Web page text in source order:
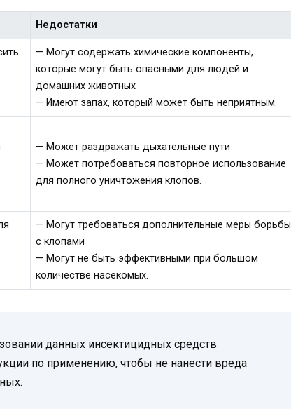
Недостатки
— Могут содержать химические компоненты,
которые могут быть опасными для людей и
домашних животных
— Имеют запах, который может быть неприятным.
— Может раздражать дыхательные пути
— Может потребоваться повторное использование
для полного уничтожения клопов.
— Могут требоваться дополнительные меры борьбы
с клопами
— Могут не быть эффективными при большом
количестве насекомых.
данных инсектицидных средств
по применению, чтобы не нанести вреда